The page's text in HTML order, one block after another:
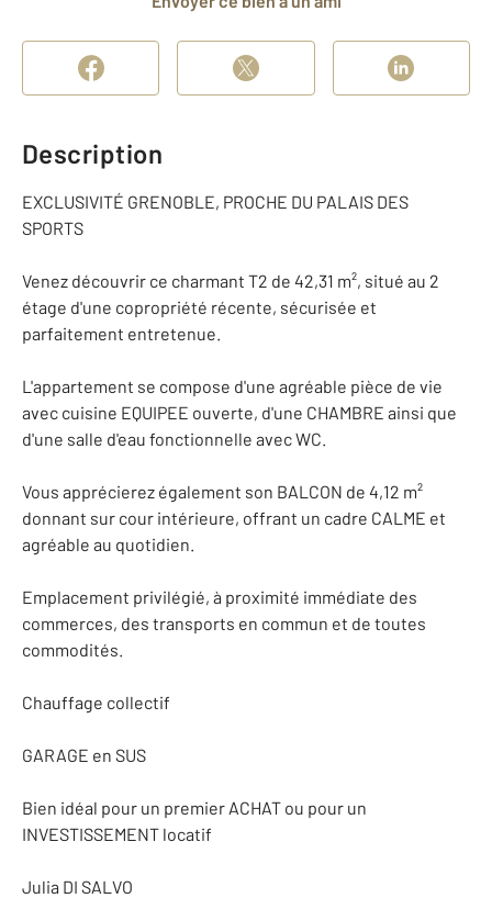
Description
EXCLUSIVITÉ GRENOBLE, PROCHE DU PALAIS DES
SPORTS
Venez découvrir ce charmant T2 de 42,31 m², situé au 2
étage d'une copropriété récente, sécurisée et
parfaitement entretenue.
L'appartement se compose d'une agréable pièce de vie
avec cuisine EQUIPEE ouverte, d'une CHAMBRE ainsi que
d'une salle d'eau fonctionnelle avec WC.
Vous apprécierez également son BALCON de 4,12 m²
donnant sur cour intérieure, offrant un cadre CALME et
agréable au quotidien.
Emplacement privilégié, à proximité immédiate des
commerces, des transports en commun et de toutes
commodités.
Chauffage collectif
GARAGE en SUS
Bien idéal pour un premier ACHAT ou pour un
INVESTISSEMENT locatif
Julia DI SALVO